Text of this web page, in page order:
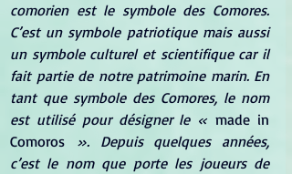
comorien est le symbole des Comores.
C’est un symbole patriotique mais aussi
un symbole culturel et scientifique car il
fait partie de notre patrimoine marin. En
tant que symbole des Comores, le nom
est utilisé pour désigner le « made in
Comoros ». Depuis quelques années,
c’est le nom que porte les joueurs de